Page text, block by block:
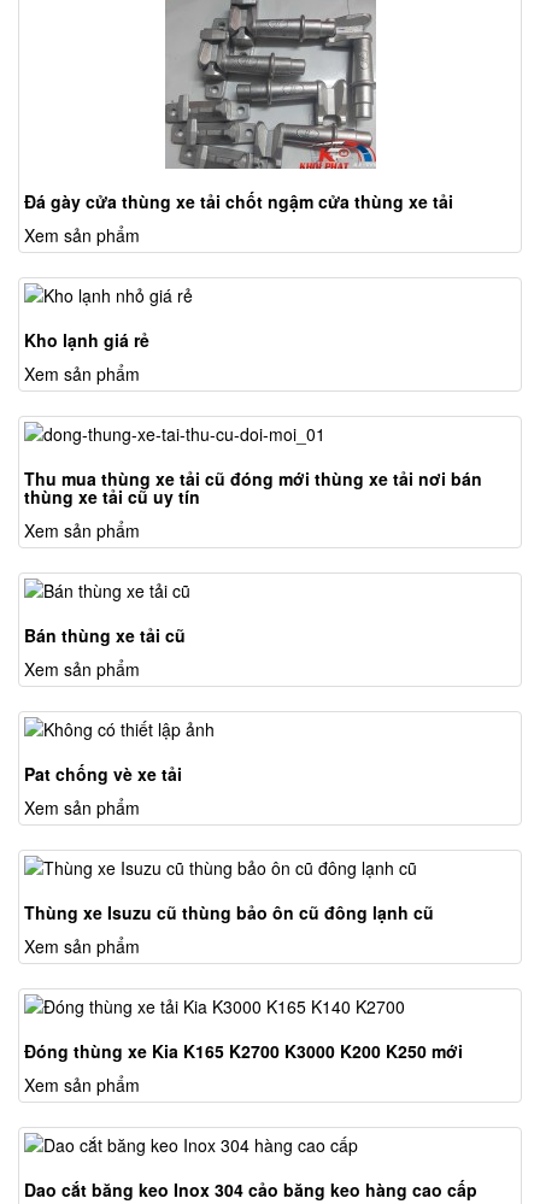
Đá gày cửa thùng xe tải chốt ngậm cửa thùng xe tải
Xem sản phẩm
Kho lạnh giá rẻ
Xem sản phẩm
Thu mua thùng xe tải cũ đóng mới thùng xe tải nơi bán
thùng xe tải cũ uy tín
Xem sản phẩm
Bán thùng xe tải cũ
Xem sản phẩm
Pat chống vè xe tải
Xem sản phẩm
Thùng xe Isuzu cũ thùng bảo ôn cũ đông lạnh cũ
Xem sản phẩm
Đóng thùng xe Kia K165 K2700 K3000 K200 K250 mới
Xem sản phẩm
Dao cắt băng keo Inox 304 cảo băng keo hàng cao cấp